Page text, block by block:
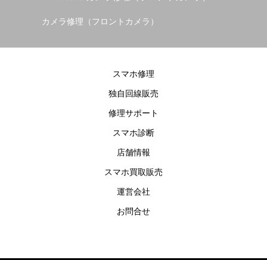
カメラ修理（フロントカメラ）
スマホ修理
独自回線販売
修理サポート
スマホ診断
店舗情報
スマホ買取販売
運営会社
お問合せ